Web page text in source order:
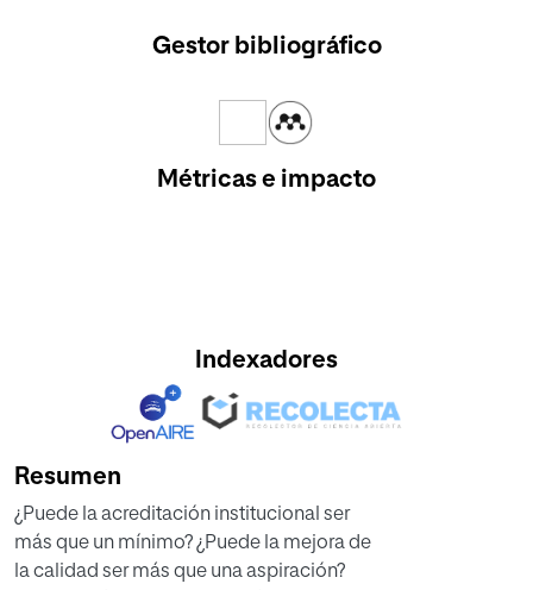
Gestor bibliográfico
Métricas e impacto
Indexadores
Resumen
¿Puede la acreditación institucional ser
más que un mínimo? ¿Puede la mejora de
la calidad ser más que una aspiración?